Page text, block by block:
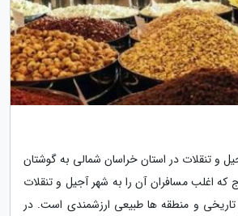
و تنقلات در استان خراسان شمالی به گوشتان
اغلب مسافران آن را به شهر آجیل و تنقلات
تاریخی و منطقه ها طبیعی ارزشمندی است. در